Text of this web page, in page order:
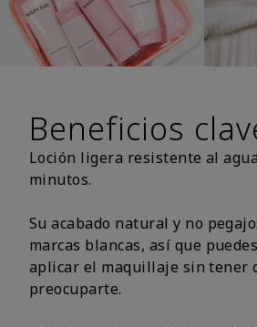
Beneficios
Loción ligera resistente al
minutos.
Su acabado natural y no
marcas blancas, así que
aplicar el maquillaje sin tener
preocuparte.